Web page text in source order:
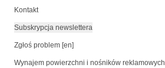
Kontakt
Subskrypcja newslettera
Zgłoś problem [en]
Wynajem powierzchni i nośników reklamowych